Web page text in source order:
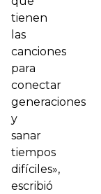
tienen
las
canciones
para
conectar
generaciones
y
sanar
tiempos
difíciles»,
escribió